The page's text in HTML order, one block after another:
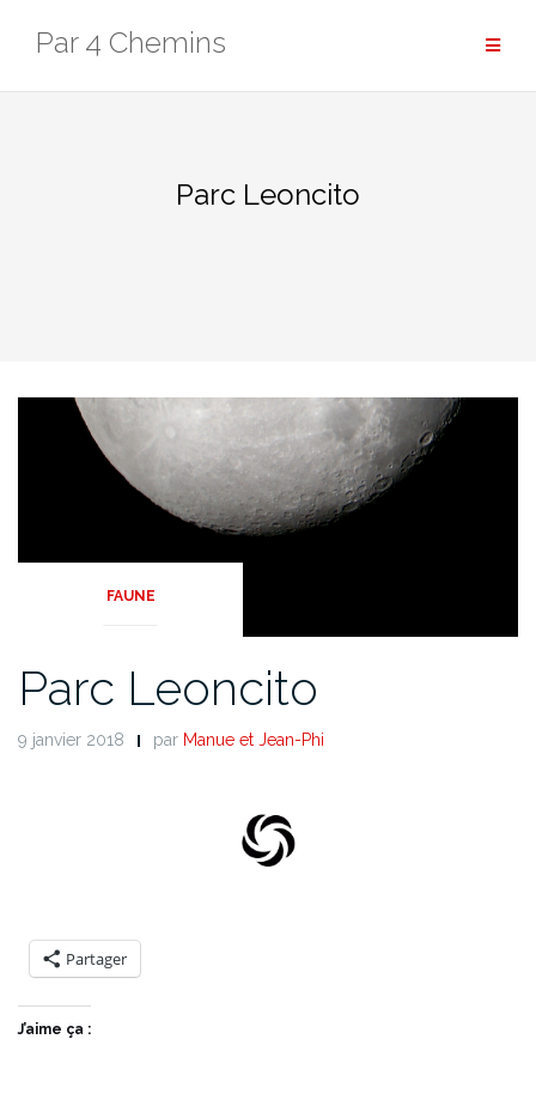
Par 4 Chemins
Parc Leoncito
FAUNE
Parc Leoncito
9 janvier 2018 par Manue et Jean-Phi
Partager
J’aime ça :